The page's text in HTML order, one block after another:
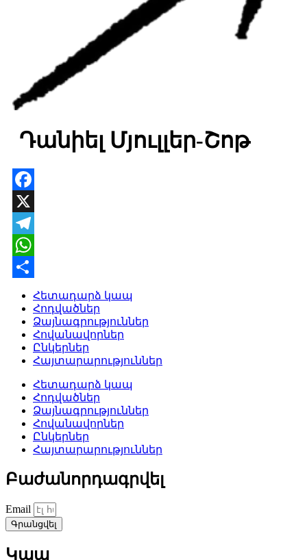
Դանիել Մյուլլեր-Շոթ
Facebook
X
Telegram
WhatsApp
Հետադարձ կապ
Հոդվածներ
Ձայնագրություններ
Հովանավորներ
Ընկերներ
Հայտարարություններ
Հետադարձ կապ
Հոդվածներ
Ձայնագրություններ
Հովանավորներ
Ընկերներ
Հայտարարություններ
Բաժանորդագրվել
Email
Գրանցվել
Կապ